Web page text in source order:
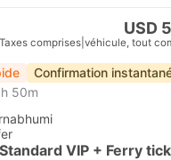
USD
Taxes comprises véhicule, tout
Confirmation
50m
Standard VIP + Ferry